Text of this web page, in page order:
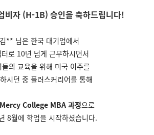
비자 (H-1B) 승인을 축하드립니다!
김** 님은 한국 대기업에서
터로 10년 넘게 근무하시면서
들의 교육을 위해 미국 이주를
시던 중 플러스커리어를 통해
Mercy College MBA 과정으로
8월에 학업을 시작하셨습니다.